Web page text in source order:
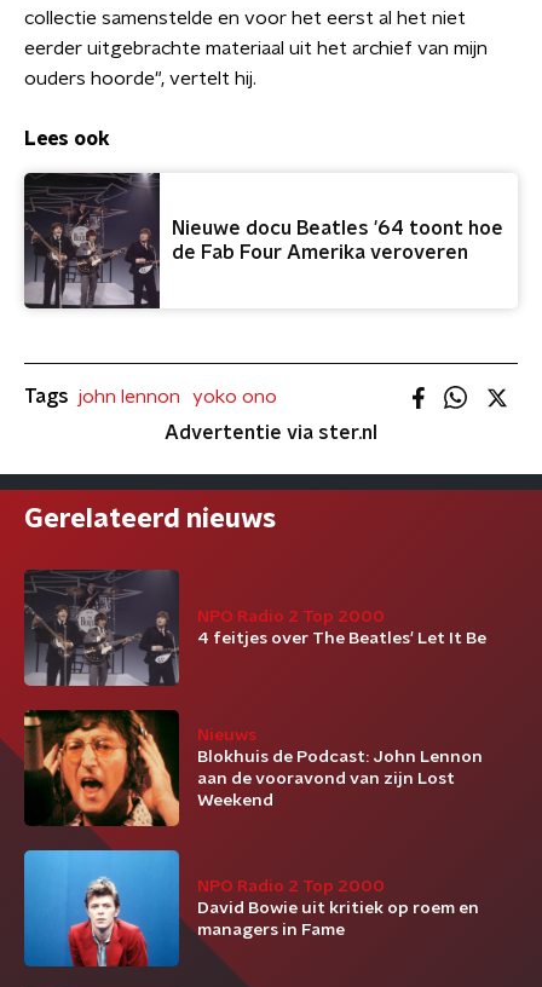
collectie samenstelde en voor het eerst al het niet
eerder uitgebrachte materiaal uit het archief van mijn
ouders hoorde", vertelt hij.
Lees ook
Nieuwe docu Beatles '64 toont hoe
de Fab Four Amerika veroveren
Tags john lennon
yoko ono
Advertentie via ster.nl
Gerelateerd nieuws
NPO Radio 2 Top 2000
4 feitjes over The Beatles' Let It Be
Nieuws
Blokhuis de Podcast: John Lennon
aan de vooravond van zijn Lost
Weekend
NPO Radio 2 Top 2000
David Bowie uit kritiek op roem en
managers in Fame